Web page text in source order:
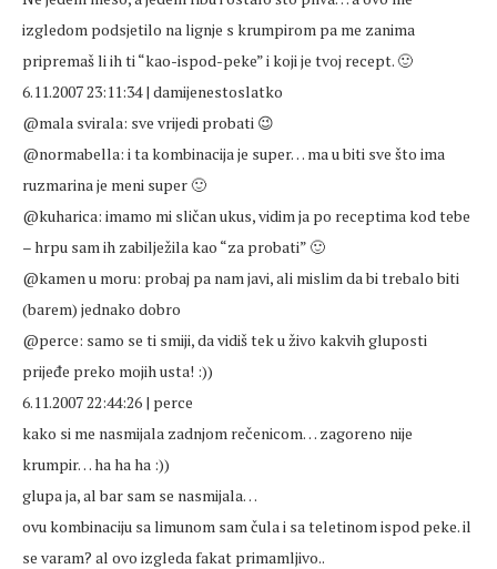
izgledom podsjetilo na lignje s krumpirom pa me zanima
pripremaš li ih ti “kao-ispod-peke” i koji je tvoj recept. 🙂
6.11.2007 23:11:34 | damijenestoslatko
@mala svirala: sve vrijedi probati 😉
@normabella: i ta kombinacija je super… ma u biti sve što ima
ruzmarina je meni super 🙂
@kuharica: imamo mi sličan ukus, vidim ja po receptima kod tebe
– hrpu sam ih zabilježila kao “za probati” 🙂
@kamen u moru: probaj pa nam javi, ali mislim da bi trebalo biti
(barem) jednako dobro
@perce: samo se ti smiji, da vidiš tek u živo kakvih gluposti
prijeđe preko mojih usta! :))
6.11.2007 22:44:26 | perce
kako si me nasmijala zadnjom rečenicom… zagoreno nije
krumpir… ha ha ha :))
glupa ja, al bar sam se nasmijala…
ovu kombinaciju sa limunom sam čula i sa teletinom ispod peke. il
se varam? al ovo izgleda fakat primamljivo..